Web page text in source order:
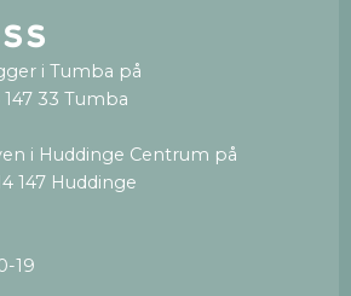
i Tumba på
147 33 Tumba
i Huddinge Centrum på
147 Huddinge
19